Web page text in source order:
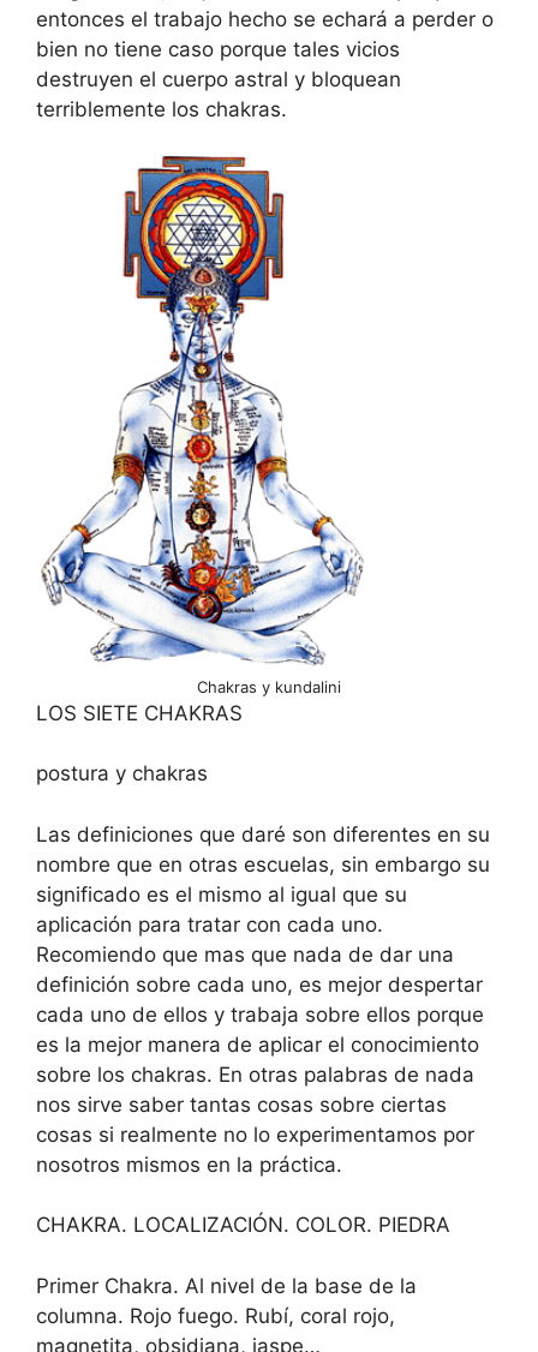
entonces el trabajo hecho se echará a perder o
bien no tiene caso porque tales vicios
destruyen el cuerpo astral y bloquean
terriblemente los chakras.
Chakras y kundalini
LOS SIETE CHAKRAS
postura y chakras
Las definiciones que daré son diferentes en su
nombre que en otras escuelas, sin embargo su
significado es el mismo al igual que su
aplicación para tratar con cada uno.
Recomiendo que mas que nada de dar una
definición sobre cada uno, es mejor despertar
cada uno de ellos y trabaja sobre ellos porque
es la mejor manera de aplicar el conocimiento
sobre los chakras. En otras palabras de nada
nos sirve saber tantas cosas sobre ciertas
cosas si realmente no lo experimentamos por
nosotros mismos en la práctica.
CHAKRA. LOCALIZACIÓN. COLOR. PIEDRA
Primer Chakra. Al nivel de la base de la
columna. Rojo fuego. Rubí, coral rojo,
magnetita, obsidiana, jaspe…